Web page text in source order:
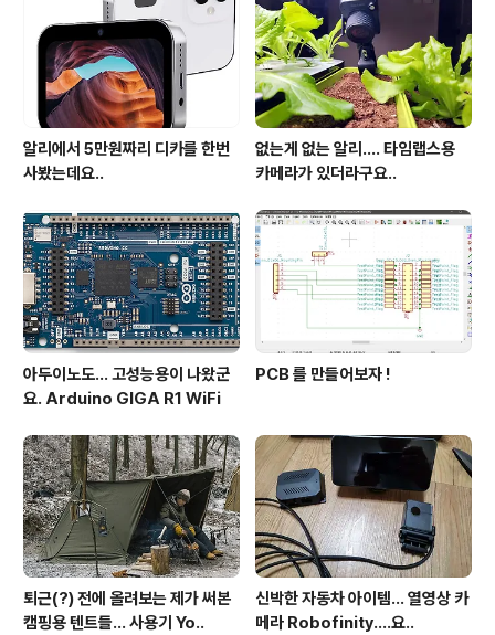
가 부러진거 같더군요. 쉘터도 바람이 없을 때 혼자는 가능
한 정도로 좀 큰 걸 가져오셨던데요. 오늘 같은 날씨..
알리에서 5만원짜리 디카를 한번
사봤는데요..
없는게 없는 알리.... 타임랩스용
카메라가 있더라구요..
아두이노도... 고성능용이 나왔군
요. Arduino GIGA R1 WiFi
PCB 를 만들어보자 !
퇴근(?) 전에 올려보는 제가 써본
캠핑용 텐트들... 사용기 Yo..
신박한 자동차 아이템... 열영상 카
메라 Robofinity....요..